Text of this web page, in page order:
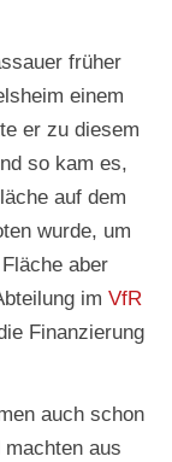
früher
einem
er zu diesem
so kam es,
auf dem
wurde, um
aber
imVfR
Finanzierung
auch schon
aus